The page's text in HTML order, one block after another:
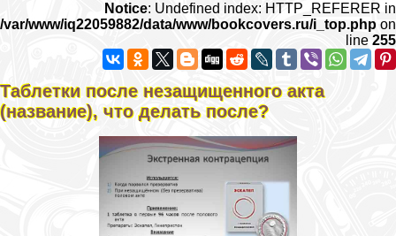
Notice: Undefined index: HTTP_REFERER in
/var/www/iq22059882/data/www/bookcovers.ru/i_top.php on
line 255
Таблетки после незащищенного акта
(название), что делать после?